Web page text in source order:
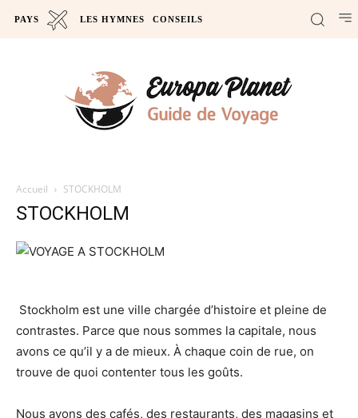
PAYS LES HYMNES CONSEILS
Accueil STOCKHOLM
STOCKHOLM
Stockholm est une ville chargée d’histoire et pleine de
contrastes. Parce que nous sommes la capitale, nous
avons ce qu’il y a de mieux. À chaque coin de rue, on
trouve de quoi contenter tous les goûts.
Nous avons des cafés, des restaurants, des magasins et